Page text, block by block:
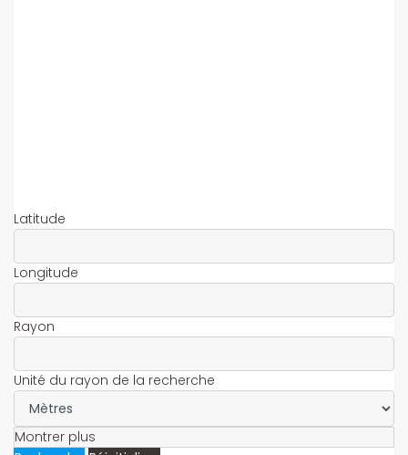
Latitude
Longitude
Rayon
Unité du rayon de la recherche
Montrer plus